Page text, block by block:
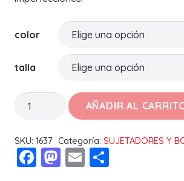
color
talla
SUJETADOR
C
cantidad
AÑADIR AL
SKU: 1637 Categoría: SUJETADORES Y
Facebook
Mastodon
Email